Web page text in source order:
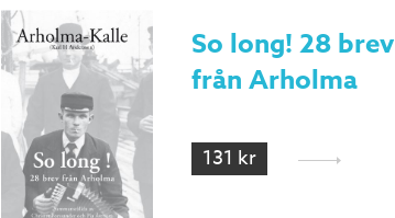
So long! 28 brev
från Arholma
131 kr